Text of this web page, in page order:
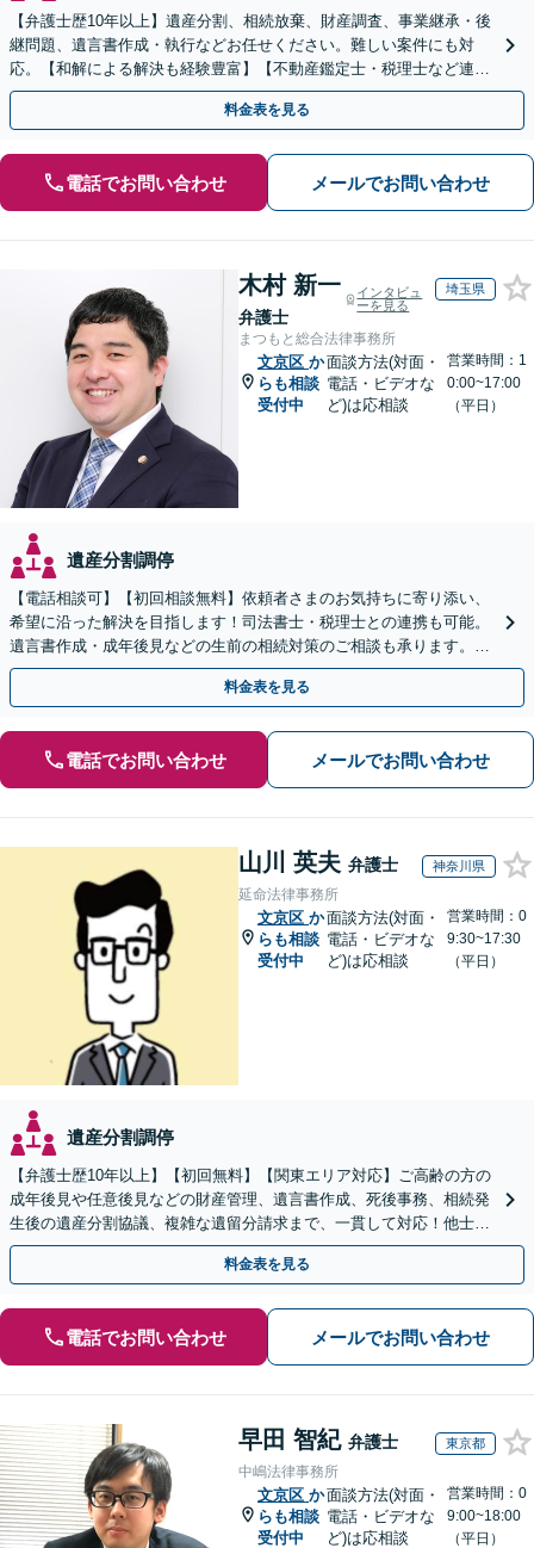
【弁護士歴10年以上】遺産分割、相続放棄、財産調査、事業継承・後
継問題、遺言書作成・執行などお任せください。難しい案件にも対
応。【和解による解決も経験豊富】【不動産鑑定士・税理士など連
携】【水道橋／本郷三丁目駅から5分】
料金表を見る
電話でお問い合わせ メールでお問い合わせ
木村 新一
弁護士
インタビュ
ーを見る
埼玉県
まつもと総合法律事務所
文京区 か
らも相談
受付中
面談方法(対面・
電話・ビデオな
ど)は応相談
営業時間：1
0:00~17:00
（平日）
遺産分割調停
【電話相談可】【初回相談無料】依頼者さまのお気持ちに寄り添い、
希望に沿った解決を目指します！司法書士・税理士との連携も可能。
遺言書作成・成年後見などの生前の相続対策のご相談も承ります。
【夜間／休日の相談可能】
料金表を見る
電話でお問い合わせ メールでお問い合わせ
山川 英夫 弁護士 神奈川県
延命法律事務所
文京区 か
らも相談
受付中
面談方法(対面・
電話・ビデオな
ど)は応相談
営業時間：0
9:30~17:30
（平日）
遺産分割調停
【弁護士歴10年以上】【初回無料】【関東エリア対応】ご高齢の方の
成年後見や任意後見などの財産管理、遺言書作成、死後事務、相続発
生後の遺産分割協議、複雑な遺留分請求まで、一貫して対応！他士業
との連携力を活かした最適解の追求【WEB面談対応】
料金表を見る
電話でお問い合わせ メールでお問い合わせ
早田 智紀 弁護士 東京都
中嶋法律事務所
文京区 か
らも相談
受付中
面談方法(対面・
電話・ビデオな
ど)は応相談
営業時間：0
9:00~18:00
（平日）